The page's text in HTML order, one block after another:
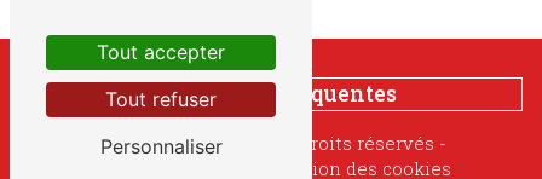
Recherches fréquentes
©Vistalid- 2026 - Tous droits réservés -
Gestion des cookies
Tout accepter
Tout refuser
Personnaliser